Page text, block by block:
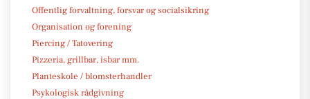
Offentlig forvaltning, forsvar og socialsikring
Organisation og forening
Piercing / Tatovering
Pizzeria, grillbar, isbar mm.
Planteskole / blomsterhandler
Psykologisk rådgivning